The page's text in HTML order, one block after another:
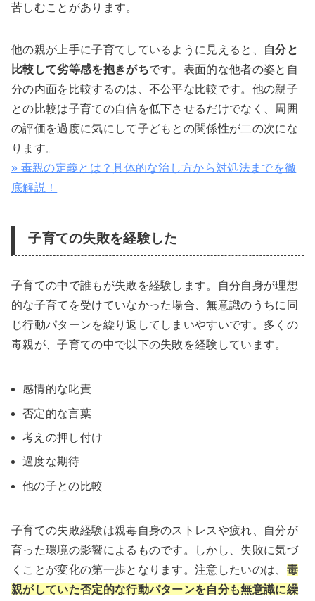
苦しむことがあります。
他の親が上手に子育てしているように見えると、
自分と
比較して劣等感を抱きがちです。表面的な他者の姿と自
分の内面を比較するのは、不公平な比較です。他の親子
との比較は子育ての自信を低下させるだけでなく、周囲
の評価を過度に気にして子どもとの関係性が二の次にな
ります。
» 毒親の定義とは？具体的な治し方から対処法までを徹
底解説！
子育ての失敗を経験した
子育ての中で誰もが失敗を経験します。自分自身が理想
的な子育てを受けていなかった場合、無意識のうちに同
じ行動パターンを繰り返してしまいやすいです。多くの
毒親が、子育ての中で以下の失敗を経験しています。
感情的な叱責
否定的な言葉
考えの押し付け
過度な期待
他の子との比較
子育ての失敗経験は親毒自身のストレスや疲れ、自分が
育った環境の影響によるものです。しかし、失敗に気づ
くことが変化の第一歩となります。注意したいのは、 毒
親がしていた否定的な行動パターンを自分も無意識に繰